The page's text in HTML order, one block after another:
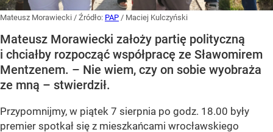
Mateusz Morawiecki / Źródło: PAP / Maciej Kulczyński
Mateusz Morawiecki założy partię polityczną
i chciałby rozpocząć współpracę ze Sławomirem
Mentzenem. – Nie wiem, czy on sobie wyobraża
ze mną – stwierdził.
Przypomnijmy, w piątek 7 sierpnia po godz. 18.00 były
premier spotkał się z mieszkańcami wrocławskiego